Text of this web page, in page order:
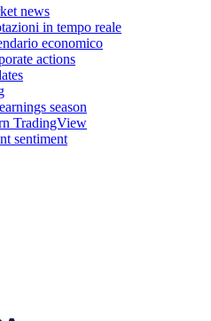
news
in tempo reale
economico
actions
season
TradingView
sentiment